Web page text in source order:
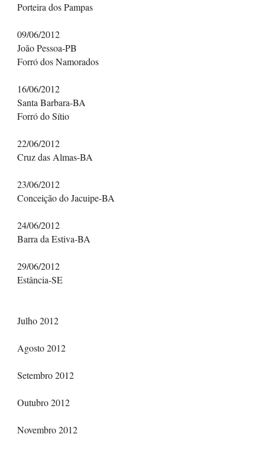
Porteira dos Pampas
09/06/2012
João Pessoa-PB
Forró dos Namorados
16/06/2012
Santa Barbara-BA
Forró do Sítio
22/06/2012
Cruz das Almas-BA
23/06/2012
Conceição do Jacuipe-BA
24/06/2012
Barra da Estiva-BA
29/06/2012
Estância-SE
Julho 2012
Agosto 2012
Setembro 2012
Outubro 2012
Novembro 2012